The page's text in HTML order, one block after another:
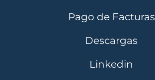
Pago de Facturas
Descargas
Linkedin